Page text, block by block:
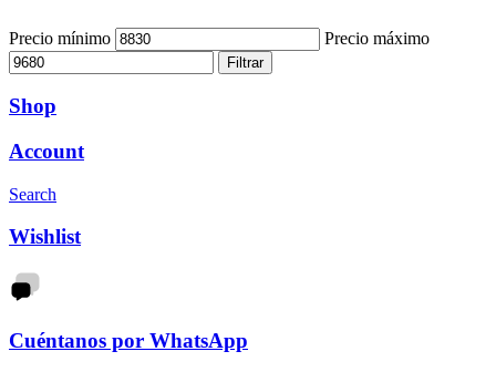
Precio mínimo Precio máximo
Filtrar
Shop
Account
Search
Wishlist
Cuéntanos por WhatsApp